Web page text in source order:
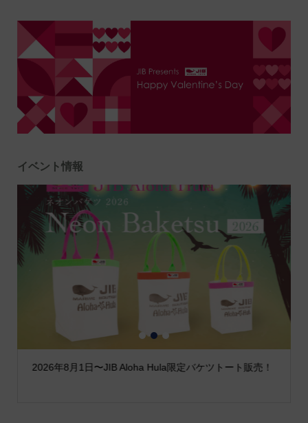
イベント情報
2026年8月1日〜JIB Aloha Hula限定バケツトート販売！
1 2 3